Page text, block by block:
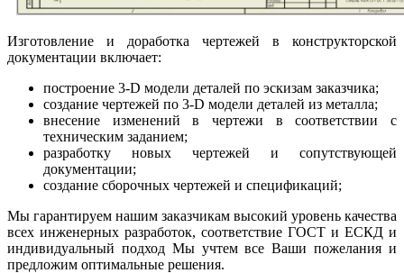
Изготовление и доработка чертежей в конструкторской
документации включает:
построение 3-D модели деталей по эскизам заказчика;
создание чертежей по 3-D модели деталей из металла;
внесение изменений в чертежи в соответствии с
техническим заданием;
разработку новых чертежей и сопутствующей
документации;
создание сборочных чертежей и спецификаций;
Мы гарантируем нашим заказчикам высокий уровень качества
всех инженерных разработок, соответствие ГОСТ и ЕСКД и
индивидуальный подход Мы учтем все Ваши пожелания и
предложим оптимальные решения.